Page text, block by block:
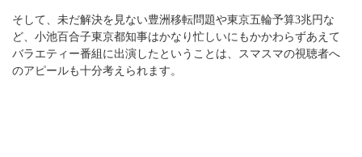
そして、未だ解決を見ない豊洲移転問題や東京五輪予算3兆円な
ど、小池百合子東京都知事はかなり忙しいにもかかわらずあえて
バラエティー番組に出演したということは、スマスマの視聴者へ
のアピールも十分考えられます。